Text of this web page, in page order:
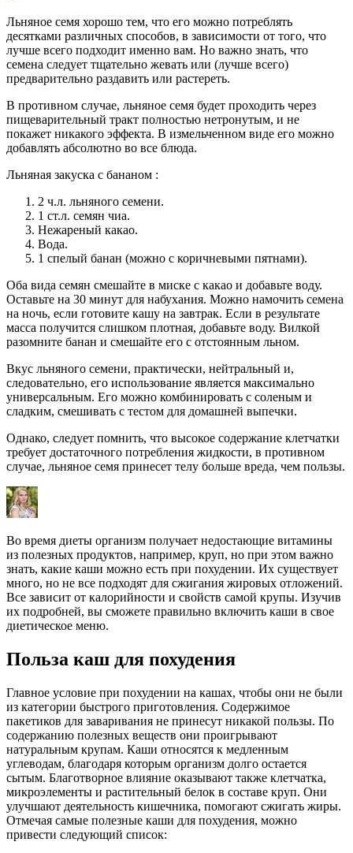
Льняное семя хорошо тем, что его можно потреблять
десятками различных способов, в зависимости от того, что
лучше всего подходит именно вам. Но важно знать, что
семена следует тщательно жевать или (лучше всего)
предварительно раздавить или растереть.
В противном случае, льняное семя будет проходить через
пищеварительный тракт полностью нетронутым, и не
покажет никакого эффекта. В измельченном виде его можно
добавлять абсолютно во все блюда.
Льняная закуска с бананом :
2 ч.л. льняного семени.
1 ст.л. семян чиа.
Нежареный какао.
Вода.
1 спелый банан (можно с коричневыми пятнами).
Оба вида семян смешайте в миске с какао и добавьте воду.
Оставьте на 30 минут для набухания. Можно намочить семена
на ночь, если готовите кашу на завтрак. Если в результате
масса получится слишком плотная, добавьте воду. Вилкой
разомните банан и смешайте его с отстоянным льном.
Вкус льняного семени, практически, нейтральный и,
следовательно, его использование является максимально
универсальным. Его можно комбинировать с соленым и
сладким, смешивать с тестом для домашней выпечки.
Однако, следует помнить, что высокое содержание клетчатки
требует достаточного потребления жидкости, в противном
случае, льняное семя принесет телу больше вреда, чем пользы.
Во время диеты организм получает недостающие витамины
из полезных продуктов, например, круп, но при этом важно
знать, какие каши можно есть при похудении. Их существует
много, но не все подходят для сжигания жировых отложений.
Все зависит от калорийности и свойств самой крупы. Изучив
их подробней, вы сможете правильно включить каши в свое
диетическое меню.
Польза каш для похудения
Главное условие при похудении на кашах, чтобы они не были
из категории быстрого приготовления. Содержимое
пакетиков для заваривания не принесут никакой пользы. По
содержанию полезных веществ они проигрывают
натуральным крупам. Каши относятся к медленным
углеводам, благодаря которым организм долго остается
сытым. Благотворное влияние оказывают также клетчатка,
микроэлементы и растительный белок в составе круп. Они
улучшают деятельность кишечника, помогают сжигать жиры.
Отмечая самые полезные каши для похудения, можно
привести следующий список: